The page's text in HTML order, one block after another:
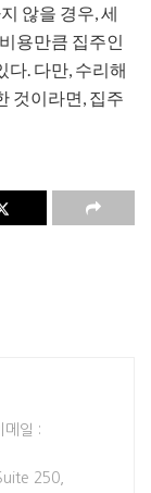
않을 경우, 세
용만큼 집주인
. 다만, 수리해
것이라면, 집주
일 :
250,